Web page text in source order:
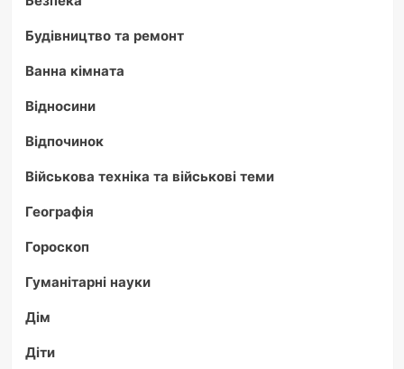
Будівництво та ремонт
Ванна кімната
Відносини
Відпочинок
Військова техніка та військові теми
Географія
Гороскоп
Гуманітарні науки
Дім
Діти